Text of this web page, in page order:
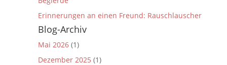
Erinnerungen an einen Freund: Rauschlauscher
Blog-Archiv
Mai 2026(1)
Dezember 2025 (1)